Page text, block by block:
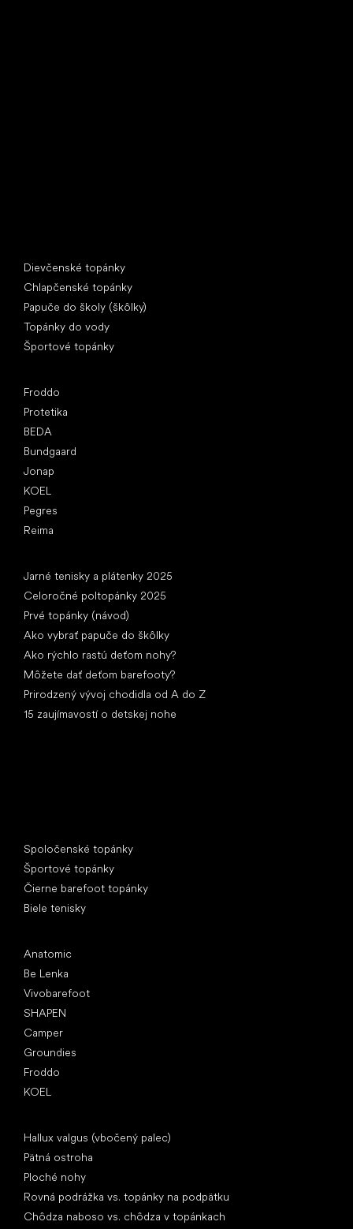
Dievčenské topánky
Chlapčenské topánky
Papuče do školy (škôlky)
Topánky do vody
Športové topánky
Froddo
Protetika
BEDA
Bundgaard
Jonap
KOEL
Pegres
Reima
Jarné tenisky a plátenky 2025
Celoročné poltopánky 2025
Prvé topánky (návod)
Ako vybrať papuče do škôlky
Ako rýchlo rastú deťom nohy?
Môžete dať deťom barefooty?
Prirodzený vývoj chodidla od A do Z
15 zaujímavostí o detskej nohe
Spoločenské topánky
Športové topánky
Čierne barefoot topánky
Biele tenisky
Anatomic
Be Lenka
Vivobarefoot
SHAPEN
Camper
Groundies
Froddo
KOEL
Hallux valgus (vbočený palec)
Pätná ostroha
Ploché nohy
Rovná podrážka vs. topánky na podpätku
Chôdza naboso vs. chôdza v topánkach